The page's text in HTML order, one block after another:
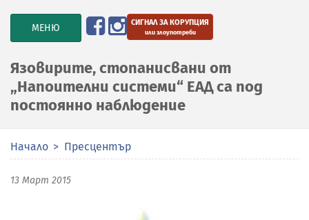
TOGGLE
NAVIGATION
МЕНЮ СИГНАЛ ЗА КОРУПЦИЯ
или злоупотреби
Язовирите, стопанисвани от
„Напоителни системи“ ЕАД са под
постоянно наблюдение
Начало Пресцентър
13 Март 2015